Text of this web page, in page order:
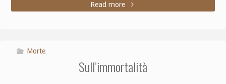
Read more
Morte
Sull’immortalità